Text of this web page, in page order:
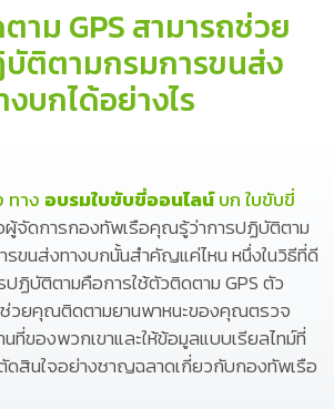
าม GPS สามารถช่วย
ติตามกรมการขนส่ง
งบกได้อย่างไร
ทาง อบรมใบขับขี่ออนไลน์บก ใบขับขี่
จัดการกองทัพเรือคุณรู้ว่าการปฏิบัติตาม
รขนส่งทางบกนั้นสำคัญแค่ไหน หนึ่งในวิธีที่ดี
ฏิบัติตามคือการใช้ตัวติดตาม GPS ตัว
ช่วยคุณติดตามยานพาหนะของคุณตรวจ
ที่ของพวกเขาและให้ข้อมูลแบบเรียลไทม์ที่
นใจอย่างชาญฉลาดเกี่ยวกับกองทัพเรือ